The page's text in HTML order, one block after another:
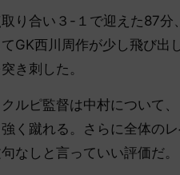
り合い３-１で迎えた87分
GK西川周作が少し飛び
き刺した。
ルピ監督は中村について
く蹴れる。さらに全体の
なしと言っていい評価だ。